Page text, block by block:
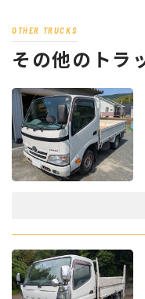
OTHER TRUCKS
その他のトラ